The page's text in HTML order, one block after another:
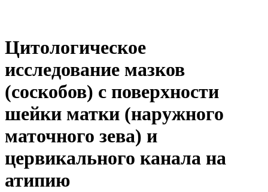
Цитологическое
исследование мазков
(соскобов) с поверхности
шейки матки (наружного
маточного зева) и
цервикального канала на
атипию